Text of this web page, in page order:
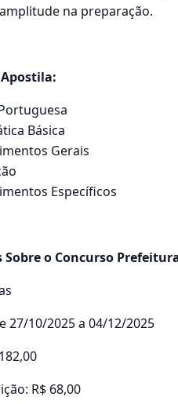
na preparação.
Básica
Gerais
Específicos
o Concurso
27/10/2025 a 04/12/2025
R$ 68,00